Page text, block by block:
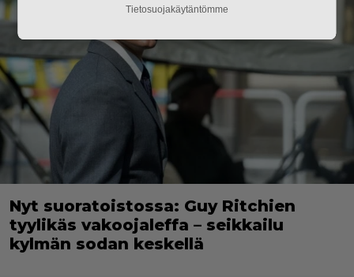
Nyt suoratoistossa: Guy Ritchien
tyylikäs vakoojaleffa – seikkailu
kylmän sodan keskellä
Tietosuojakäytäntömme